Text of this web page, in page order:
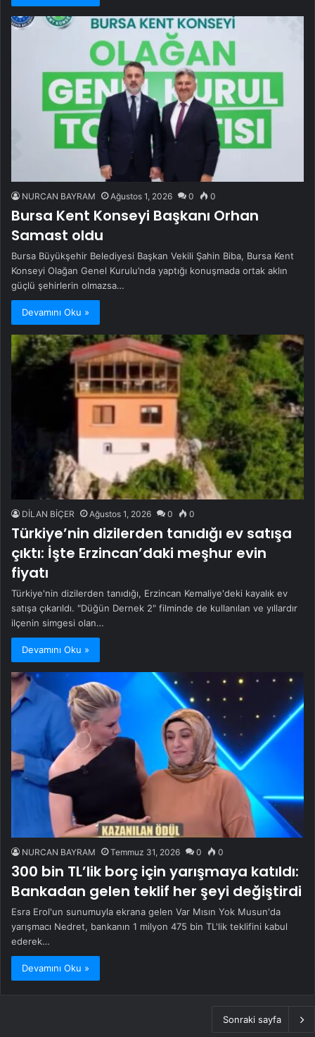
NURCAN BAYRAM Ağustos 1, 2026 0 0
Bursa Kent Konseyi Başkanı Orhan
Samast oldu
Bursa Büyükşehir Belediyesi Başkan Vekili Şahin Biba, Bursa Kent
Konseyi Olağan Genel Kurulu’nda yaptığı konuşmada ortak aklın
güçlü şehirlerin olmazsa…
Devamını Oku »
DİLAN BİÇER Ağustos 1, 2026 0 0
Türkiye’nin dizilerden tanıdığı ev satışa
çıktı: İşte Erzincan’daki meşhur evin
fiyatı
Türkiye'nin dizilerden tanıdığı, Erzincan Kemaliye'deki kayalık ev
satışa çıkarıldı. "Düğün Dernek 2" filminde de kullanılan ve yıllardır
ilçenin simgesi olan…
Devamını Oku »
NURCAN BAYRAM Temmuz 31, 2026 0 0
300 bin TL’lik borç için yarışmaya katıldı:
Bankadan gelen teklif her şeyi değiştirdi
Esra Erol'un sunumuyla ekrana gelen Var Mısın Yok Musun'da
yarışmacı Nedret, bankanın 1 milyon 475 bin TL'lik teklifini kabul
ederek…
Devamını Oku »
Sonraki sayfa